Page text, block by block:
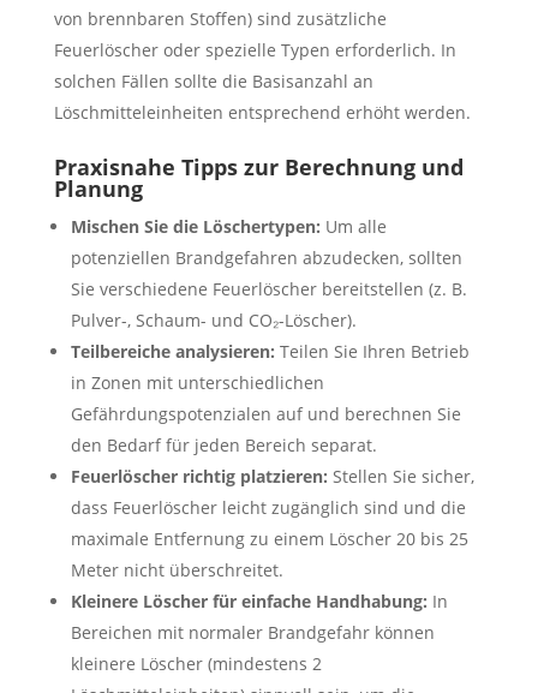
von brennbaren Stoffen) sind zusätzliche
Feuerlöscher oder spezielle Typen erforderlich. In
solchen Fällen sollte die Basisanzahl an
Löschmitteleinheiten entsprechend erhöht werden.
Praxisnahe Tipps zur Berechnung und
Planung
Mischen Sie die Löschertypen: Um alle
potenziellen Brandgefahren abzudecken, sollten
Sie verschiedene Feuerlöscher bereitstellen (z. B.
Pulver-, Schaum- und CO₂-Löscher).
Teilbereiche analysieren: Teilen Sie Ihren Betrieb
in Zonen mit unterschiedlichen
Gefährdungspotenzialen auf und berechnen Sie
den Bedarf für jeden Bereich separat.
Feuerlöscher richtig platzieren: Stellen Sie sicher,
dass Feuerlöscher leicht zugänglich sind und die
maximale Entfernung zu einem Löscher 20 bis 25
Meter nicht überschreitet.
Kleinere Löscher für einfache Handhabung: In
Bereichen mit normaler Brandgefahr können
kleinere Löscher (mindestens 2